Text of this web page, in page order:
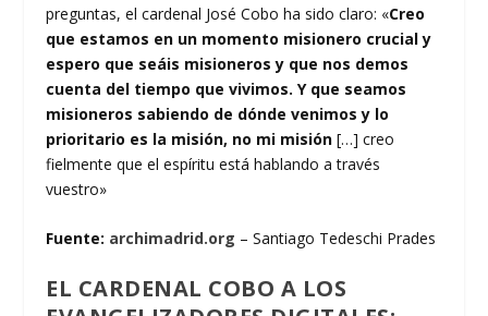
preguntas, el cardenal José Cobo ha sido claro: «Creo
que estamos en un momento misionero crucial y
espero que seáis misioneros y que nos demos
cuenta del tiempo que vivimos. Y que seamos
misioneros sabiendo de dónde venimos y lo
prioritario es la misión, no mi misión […] creo
fielmente que el espíritu está hablando a través
vuestro»
Fuente: archimadrid.org – Santiago Tedeschi Prades
EL CARDENAL COBO A LOS